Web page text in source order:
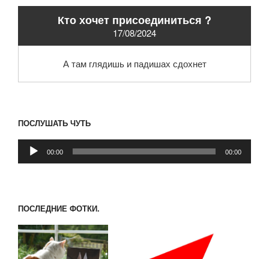
Кто хочет присоединиться ?
17/08/2024
А там глядишь и падишах сдохнет
ПОСЛУШАТЬ ЧУТЬ
Аудиоплеер
00:00 00:00
ПОСЛЕДНИЕ ФОТКИ.